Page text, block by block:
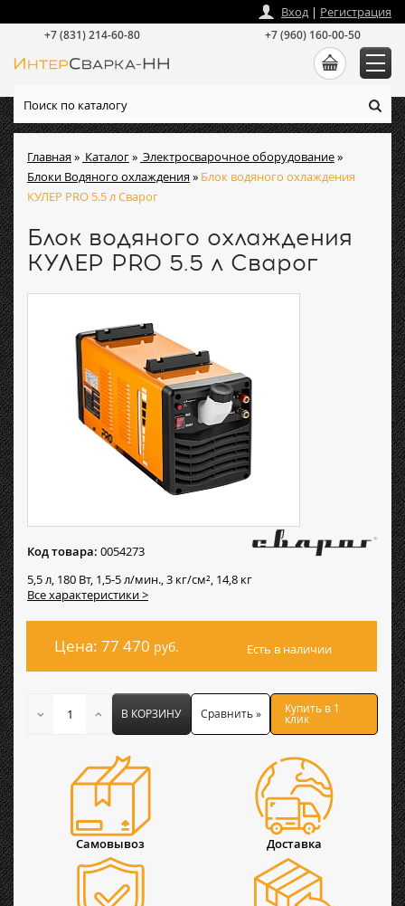
Главная» Каталог» Электросварочное оборудование»
Блоки Водяного охлаждения» Блок водяного охлаждения
КУЛЕР PRO 5.5 л Сварог
Блок водяного охлаждения
КУЛЕР PRO 5.5 л Сварог
Код товара: 0054273
5,5 л, 180 Вт, 1,5-5 л/мин., 3 кг/см², 14,8 кг
Все характеристики >
Цена: 77 470 руб. Есть в наличии
В КОРЗИНУ Сравнить » Купить в 1
клик
Самовывоз Доставка
Вход| Регистрация
+7 (831) 214-60-80 +7 (960) 160-00-50